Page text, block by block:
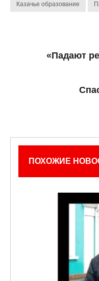
Казачье образование
«Падают
ПОХОЖИЕ